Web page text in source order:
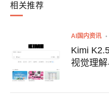
相关推荐
AI国内资讯
Kimi
视觉理